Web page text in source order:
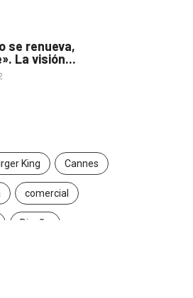
se renueva,
La visión...
King Cannes
comercial
Diseño